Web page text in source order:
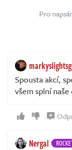
Pro
Spousta akcí,
všem splní
Nergal